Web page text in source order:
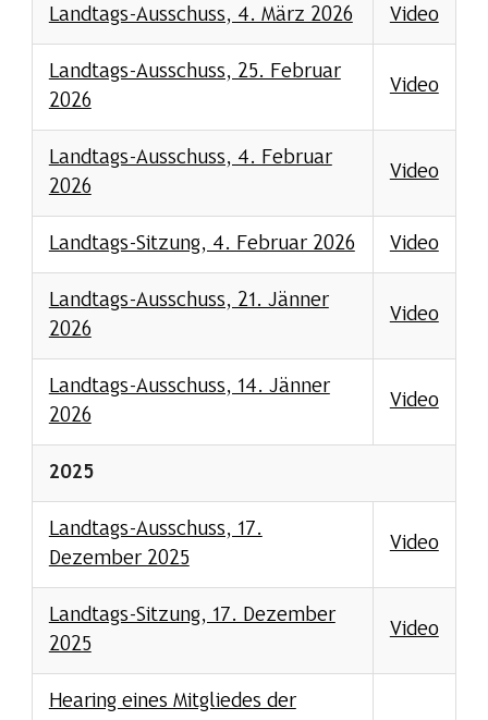
Landtags-Ausschuss, 4. März 2026 Video
Landtags-Ausschuss, 25. Februar
2026
Video
Landtags-Ausschuss, 4. Februar
2026
Video
Landtags-Sitzung, 4. Februar 2026 Video
Landtags-Ausschuss, 21. Jänner
2026
Video
Landtags-Ausschuss, 14. Jänner
2026
Video
2025
Landtags-Ausschuss, 17.
Dezember 2025
Video
Landtags-Sitzung, 17. Dezember
2025
Video
Hearing eines Mitgliedes der